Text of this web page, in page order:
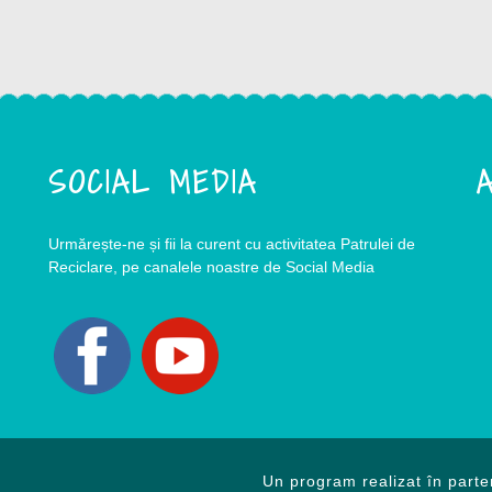
SOCIAL MEDIA
Urmărește-ne și fii la curent cu activitatea Patrulei de
Reciclare, pe canalele noastre de Social Media
Un program realizat în